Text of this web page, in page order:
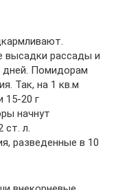
высадки рассады и
Помидорам
Так, на 1 кв.м
15-20 г
начнут
ст. л.
разведенные в 10